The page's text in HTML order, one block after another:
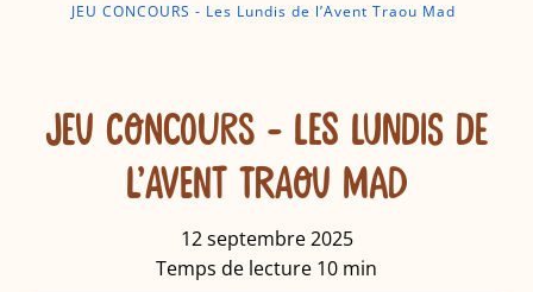
JEU CONCOURS - Les Lundis de l’Avent Traou Mad
JEU CONCOURS - LES LUNDIS DE
L’AVENT TRAOU MAD
12 septembre 2025
Temps de lecture 10 min